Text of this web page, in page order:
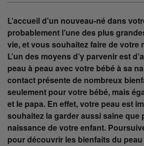
L’accueil d’un nouveau-né dans
probablement l’une des plus
vie, et vous souhaitez faire de votre
L’un des moyens d’y parvenir est
peau à peau avec votre bébé à sa
contact présente de nombreux
seulement pour votre bébé, mais
et le papa. En effet, votre peau est
souhaitez la garder aussi saine que
naissance de votre enfant.
pour découvrir les bienfaits du peau